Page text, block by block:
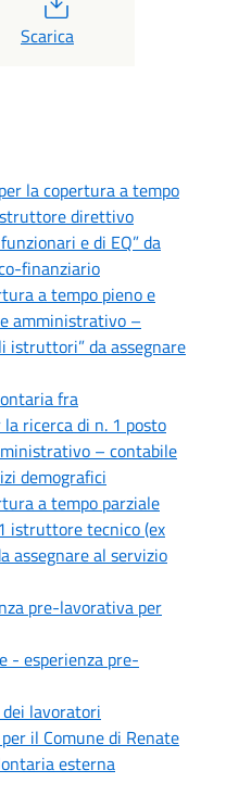
Scarica
la copertura a tempo
direttivo
e di EQ” da
finanziario
a tempo pieno e
amministrativo –
istruttori” da assegnare
fra
ricerca di n. 1 posto
– contabile
demografici
a tempo parziale
istruttore tecnico (ex
assegnare al servizio
pre-lavorativa per
- esperienza pre-
lavoratori
il Comune di Renate
esterna